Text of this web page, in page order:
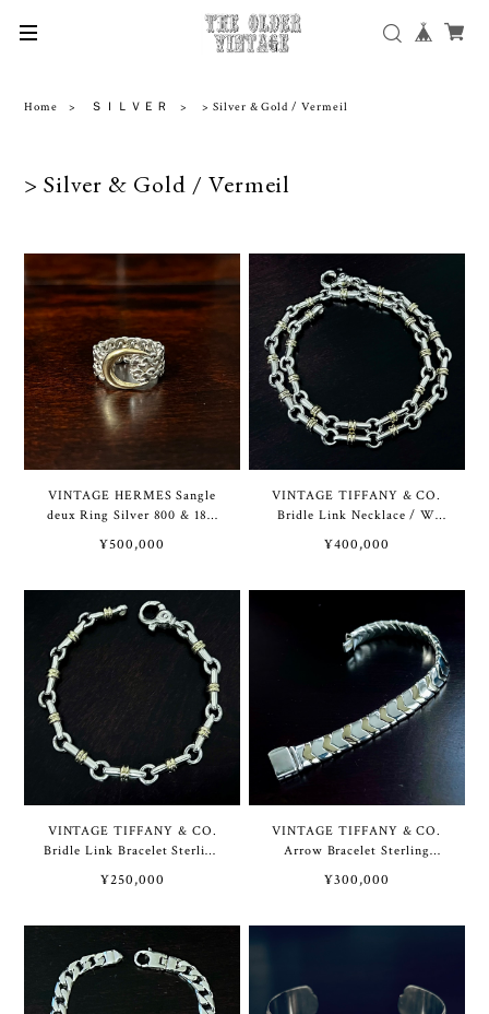
Home ＳＩＬＶＥＲ > Silver & Gold / Vermeil
> Silver & Gold / Vermeil
VINTAGE HERMES Sangle
deux Ring Silver 800 & 18K
エルメス サングルドゥ リン
ロー ゴールド
¥500,000
VINTAGE TIFFANY & CO.
Bridle Link Necklace / W
18K Gold | ヴィンテージ テ
ク ネックレス / 2重 ブレス
ー & 18K ゴールド
¥400,000
VINTAGE TIFFANY & CO.
Bridle Link Bracelet Sterling
Silver & 18K Gold | ヴィンテ
ージ ティファニー ブライド
ーリング シルバー & 18K ゴ
ールド
¥250,000
VINTAGE TIFFANY & CO.
Arrow Bracelet Sterling
Silver & Gold | ヴィンテージ
ティファニー アロー ブレス
ー & ゴールド
¥300,000